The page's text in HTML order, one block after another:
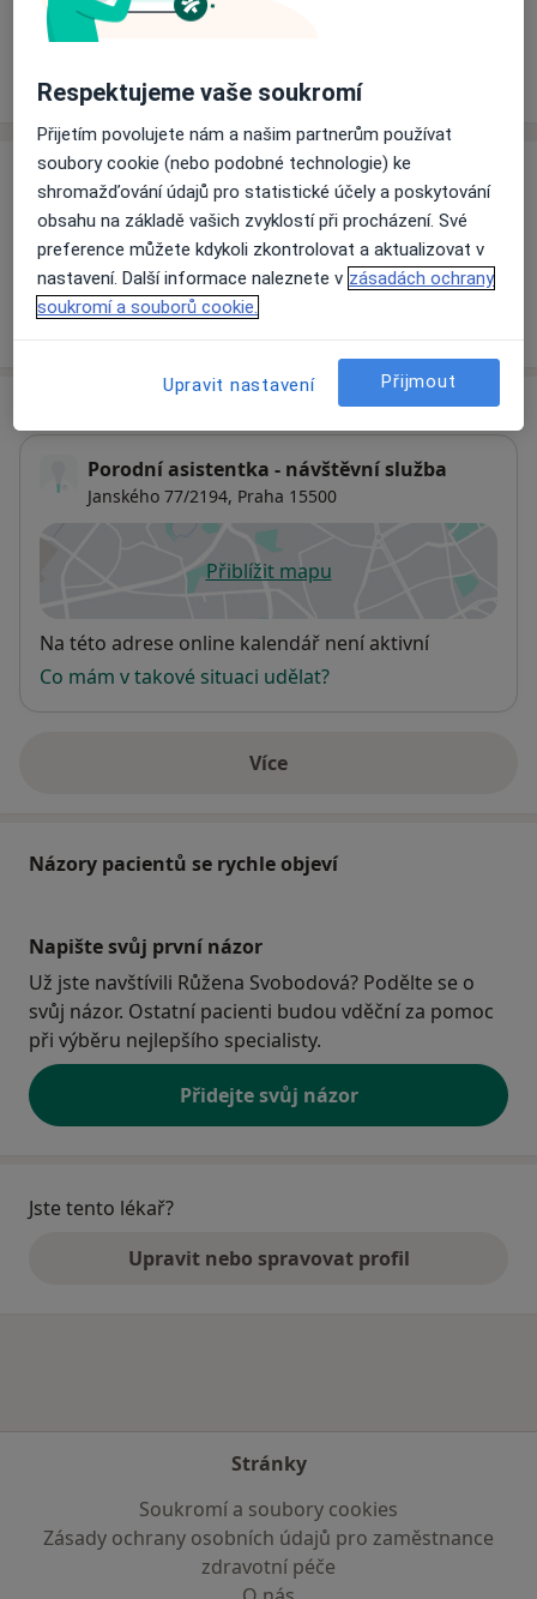
Ceník Adresy Názory pacientů
Ceník
Informace o službách a cenách nejsou k dispozici
Tento specialista ještě nepřidával žádné informace o
svých službách.
Porodní asistentka - návštěvní služba
Janského 77/2194, Praha 15500
Přiblížit mapuse otevře v nové záložce
Dostupnost
Na této adrese online kalendář není aktivní
Co mám v takové situaci udělat?
Víceo adrese
Názory pacientů se rychle objeví
Napište svůj první názor
Už jste navštívili Růžena Svobodová? Podělte se o
svůj názor. Ostatní pacienti budou vděční za pomoc
při výběru nejlepšího specialisty.
Přidejte svůj názor
Jste tento lékař?
Upravit nebo spravovat profil
Stránky
Soukromí a soubory cookies
Zásady ochrany osobních údajů pro zaměstnance
zdravotní péče
Respektujeme vaše soukromí
Přijetím povolujete nám a našim partnerům používat
soubory cookie (nebo podobné technologie) ke
shromažďování údajů pro statistické účely a poskytování
obsahu na základě vašich zvyklostí při procházení. Své
preference můžete kdykoli zkontrolovat a aktualizovat v
nastavení. Další informace naleznete v zásadách ochrany
soukromí a souborů cookie.
Upravit nastavení Přijmout